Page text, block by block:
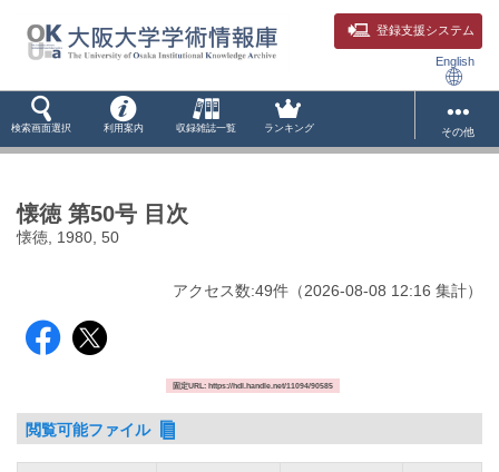
登録支援システム
English
検索画面選択 利用案内 収録雑誌一覧 ランキング その他
懐徳 第50号 目次
懐徳, 1980, 50
アクセス数:49件 （2026-08-08 12:16 集計）
固定URL: https://hdl.handle.net/11094/90585
閲覧可能ファイル